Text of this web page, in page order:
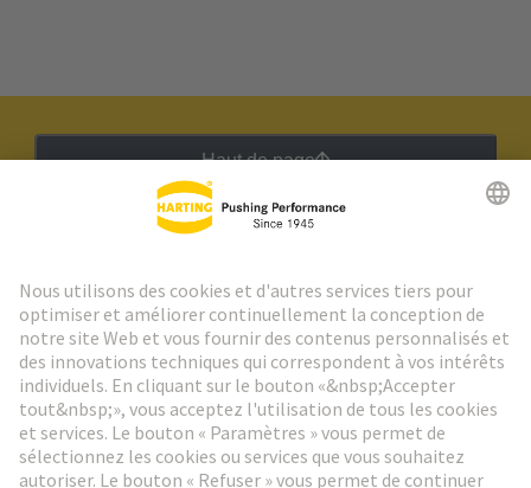
Haut de page
Aller à l'inscription
Social Media